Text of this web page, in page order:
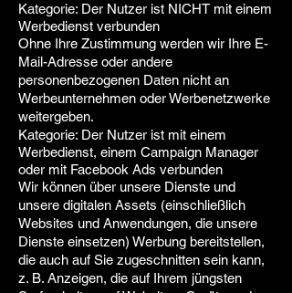
Kategorie: Der Nutzer ist NICHT mit einem
Werbedienst verbunden
Ohne Ihre Zustimmung werden wir Ihre E-
Mail-Adresse oder andere
personenbezogenen Daten nicht an
Werbeunternehmen oder Werbenetzwerke
weitergeben.
Kategorie: Der Nutzer ist mit einem
Werbedienst, einem Campaign Manager
oder mit Facebook Ads verbunden
Wir können über unsere Dienste und
unsere digitalen Assets (einschließlich
Websites und Anwendungen, die unsere
Dienste einsetzen) Werbung bereitstellen,
die auch auf Sie zugeschnitten sein kann,
z. B. Anzeigen, die auf Ihrem jüngsten